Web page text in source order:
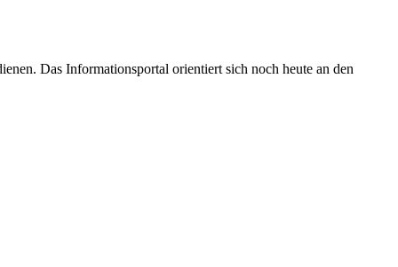
Das Informationsportal orientiert sich noch heute an den